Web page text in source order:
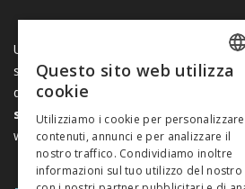
Una piattaforma unica per i libri e le
svizzeri di scienze umane e sociali.
dell’
Associazione svizzera degli
sociali. È un’associazione senza scopo
www.editeurssuisses.ch
Questo sito web utilizza
cookie
Utilizziamo i cookie per personalizzare
contenuti, annunci e per analizzare il
nostro traffico. Condividiamo inoltre
informazioni sul tuo utilizzo del nostro